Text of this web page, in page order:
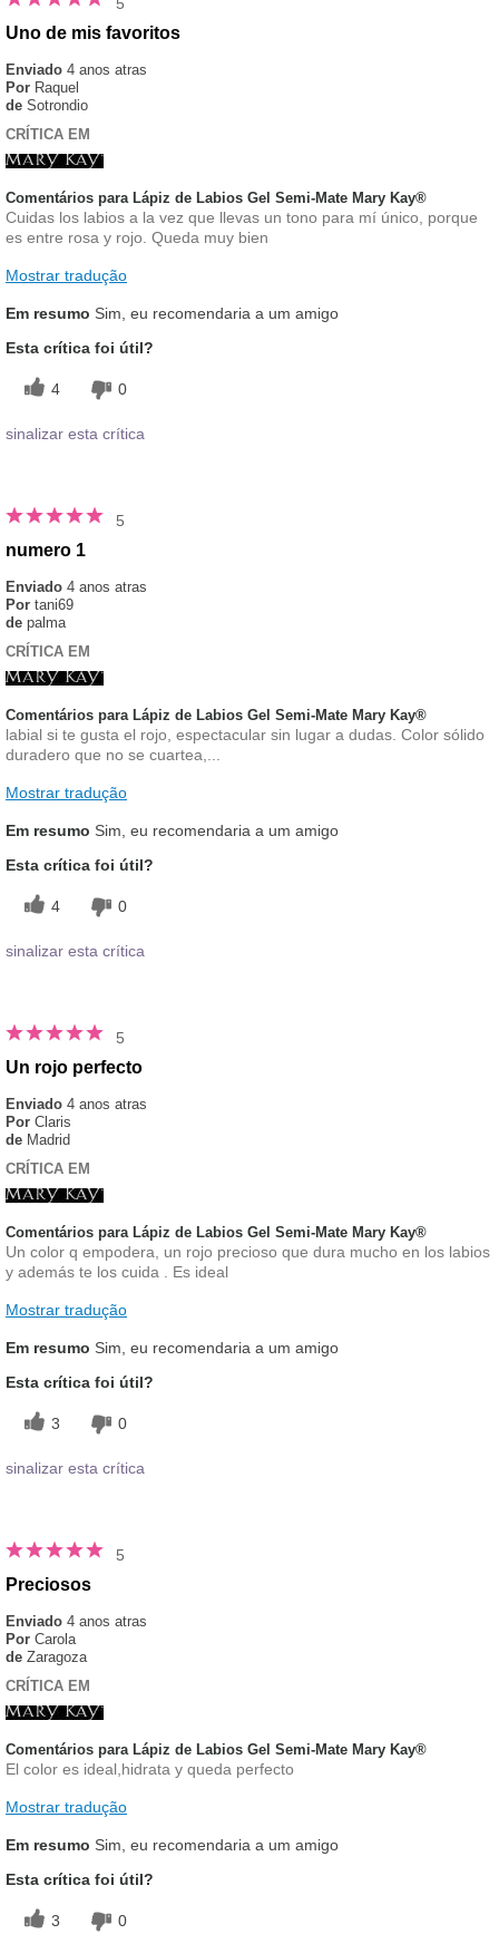
Uno de mis favoritos
Enviado 4 anos atras
Por Raquel
de Sotrondio
CRÍTICA EM
Comentários para Lápiz de Labios Gel Semi-Mate Mary Kay®
Cuidas los labios a la vez que llevas un tono para mí único, porque
es entre rosa y rojo. Queda muy bien
Mostrar tradução
Em resumo Sim, eu recomendaria a um amigo
Esta crítica foi útil?
4 0
sinalizar esta crítica
5
numero 1
Enviado 4 anos atras
Por tani69
de palma
CRÍTICA EM
Comentários para Lápiz de Labios Gel Semi-Mate Mary Kay®
labial si te gusta el rojo, espectacular sin lugar a dudas. Color sólido
duradero que no se cuartea,...
Mostrar tradução
Em resumo Sim, eu recomendaria a um amigo
Esta crítica foi útil?
4 0
sinalizar esta crítica
5
Un rojo perfecto
Enviado 4 anos atras
Por Claris
de Madrid
CRÍTICA EM
Comentários para Lápiz de Labios Gel Semi-Mate Mary Kay®
Un color q empodera, un rojo precioso que dura mucho en los labios
y además te los cuida . Es ideal
Mostrar tradução
Em resumo Sim, eu recomendaria a um amigo
Esta crítica foi útil?
3 0
sinalizar esta crítica
5
Preciosos
Enviado 4 anos atras
Por Carola
de Zaragoza
CRÍTICA EM
Comentários para Lápiz de Labios Gel Semi-Mate Mary Kay®
El color es ideal,hidrata y queda perfecto
Mostrar tradução
Em resumo Sim, eu recomendaria a um amigo
Esta crítica foi útil?
3 0